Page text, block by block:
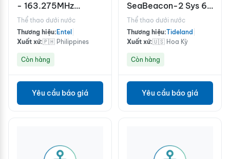
- 163.275MHz
antenna
Thể thao dưới nước
Thương hiệu: Entel
Xuất xứ:🇵🇭 Philippines
Còn hàng
Yêu cầu báo giá
SeaBeacon-2 Sys 6
Ex X+S
Thể thao dưới nước
Thương hiệu:Tideland
Xuất xứ:🇺🇸 Hoa Kỳ
Còn hàng
Yêu cầu báo giá